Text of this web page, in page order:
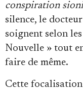
conspiration
silence, le
soignent selon
Nouvelle » tout
faire de même.
Cette